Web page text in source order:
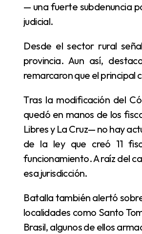
— una fuerte subdenuncia
judicial.
Desde el sector rural señalan que la Policía Rural trabaja con recursos limitados en toda la
provincia. Aun así,
remarcaron que el principal
Tras la modificación del Código Procesal en la provincia, la conducción de las investigaciones
quedó en manos de los
Libres y La Cruz— no hay
de la ley que creó 11
funcionamiento. A raíz del
esa jurisdicción.
Batalla también alertó sobre el recrudecimiento de la violencia en la costa del río Río Uruguay. En
localidades como Santo
Brasil, algunos de ellos